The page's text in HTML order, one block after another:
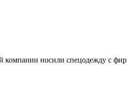
компании носили спецодежду с